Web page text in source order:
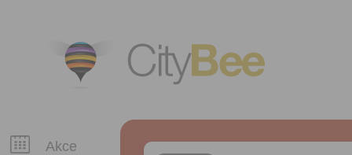
CityBee
Akce